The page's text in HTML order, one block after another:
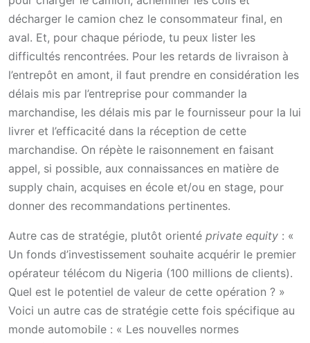
décharger le camion chez le consommateur final, en
aval. Et, pour chaque période, tu peux lister les
difficultés rencontrées. Pour les retards de livraison à
l’entrepôt en amont, il faut prendre en considération les
délais mis par l’entreprise pour commander la
marchandise, les délais mis par le fournisseur pour la lui
livrer et l’efficacité dans la réception de cette
marchandise. On répète le raisonnement en faisant
appel, si possible, aux connaissances en matière de
supply chain, acquises en école et/ou en stage, pour
donner des recommandations pertinentes.
Autre cas de stratégie, plutôt orienté private equity : «
Un fonds d’investissement souhaite acquérir le premier
opérateur télécom du Nigeria (100 millions de clients).
Quel est le potentiel de valeur de cette opération ? »
Voici un autre cas de stratégie cette fois spécifique au
monde automobile : « Les nouvelles normes